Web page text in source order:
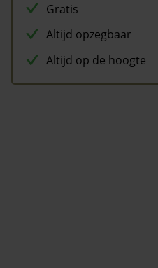
Gratis
Altijd opzegbaar
Altijd op de hoogte